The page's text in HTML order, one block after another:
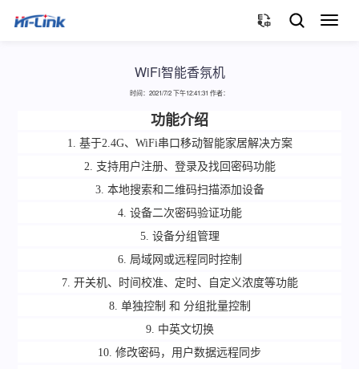
切
WiFi智能香氛机
时间：2021/7/2 下午12:41:31 作者：
功能介绍
1. 基于2.4G、 WiFi串口移动智能家居解决方案
2. 支持用户注册、登录及找回密码功能
3. 本地搜索和二维码扫描添加设备
4. 设备二次密码验证功能
5. 设备分组管理
6. 局域网或远程同时控制
7. 开关机、时间校准、定时、自定义浓度等功能
8. 单独控制 和 分组批量控制
9. 中英文切换
10. 修改密码，用户数据远程同步